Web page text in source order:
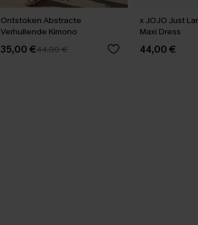
Ontstoken Abstracte
Verhullende Kimono
35,00 €44,00 €
x JOJO Just
Maxi Dress
44,00 €